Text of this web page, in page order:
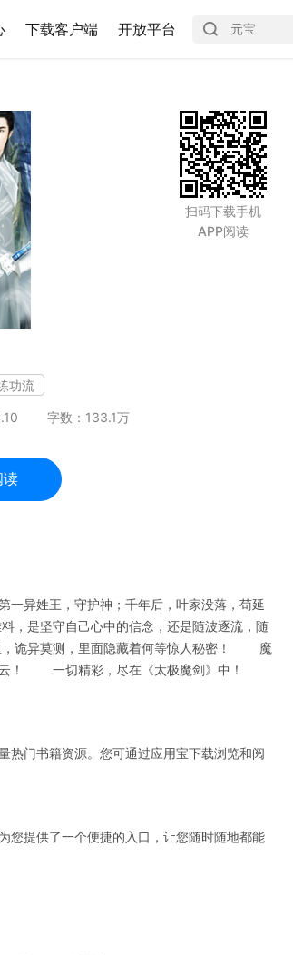
下载客户端 开放平台
功流
字数： 133.1万
读
扫码下载手机
APP阅读
一异姓王，守护神；千年后，叶家没落，苟延
是坚守自己心中的信念，还是随波逐流，随
诡异莫测，里面隐藏着何等惊人秘密！ 魔
风云！ 一切精彩，尽在《太极魔剑》中！
热门书籍资源。您可通过应用宝下载浏览和阅
您提供了一个便捷的入口，让您随时随地都能